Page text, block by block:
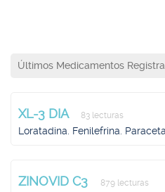
Últimos Medicamentos
XL-3 DIA 83 lecturas
Loratadina. Fenilefrina.
ZINOVID C3 879 lecturas